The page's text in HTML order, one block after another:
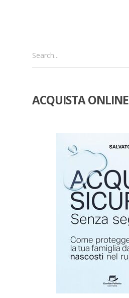
Search...
ACQUISTA ONLINE